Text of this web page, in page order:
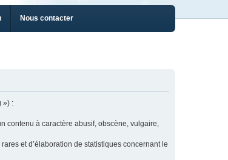
Nous contacter
») :
contenu à caractère abusif, obscène, vulgaire,
et d’élaboration de statistiques concernant le